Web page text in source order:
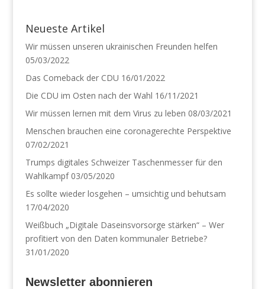
Neueste Artikel
Wir müssen unseren ukrainischen Freunden helfen
05/03/2022
Das Comeback der CDU 16/01/2022
Die CDU im Osten nach der Wahl 16/11/2021
Wir müssen lernen mit dem Virus zu leben 08/03/2021
Menschen brauchen eine coronagerechte Perspektive
07/02/2021
Trumps digitales Schweizer Taschenmesser für den
Wahlkampf 03/05/2020
Es sollte wieder losgehen – umsichtig und behutsam
17/04/2020
Weißbuch „Digitale Daseinsvorsorge stärken“ – Wer
profitiert von den Daten kommunaler Betriebe?
31/01/2020
Newsletter abonnieren